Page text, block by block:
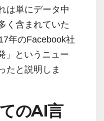
は単にデータ中
く含まれていた
年のFacebook社
」というニュー
たと説明しま
のAI言